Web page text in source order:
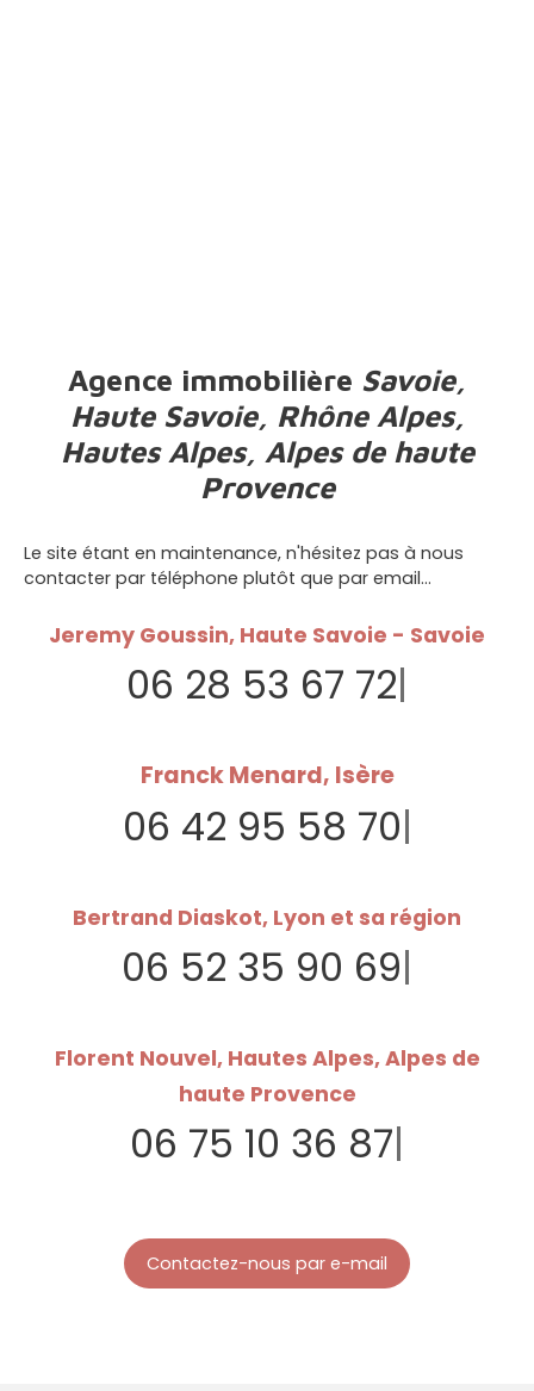
Agence immobilière Savoie,
Haute Savoie, Rhône Alpes,
Hautes Alpes, Alpes de haute
Provence
Le site étant en maintenance, n'hésitez pas à nous
contacter par téléphone plutôt que par email...
Jeremy Goussin, Haute Savoie - Savoie
06 28 53 67 72|
Franck Menard, Isère
06 42 95 58 70|
Bertrand Diaskot, Lyon et sa région
06 52 35 90 69|
Florent Nouvel, Hautes Alpes, Alpes de
haute Provence
06 75 10 36 87|
Contactez-nous par e-mail